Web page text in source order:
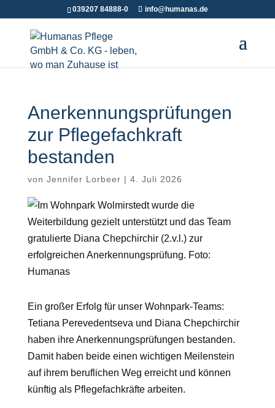
039207 84888-0 info@humanas.de
Anerkennungsprüfungen
zur Pflegefachkraft
bestanden
von Jennifer Lorbeer | 4. Juli 2026
Ein großer Erfolg für unser Wohnpark-Teams:
Tetiana Perevedentseva und Diana Chepchirchir
haben ihre Anerkennungsprüfungen bestanden.
Damit haben beide einen wichtigen Meilenstein
auf ihrem beruflichen Weg erreicht und können
künftig als Pflegefachkräfte arbeiten.